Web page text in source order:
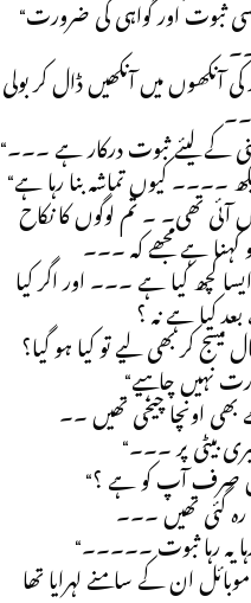
“مجھے میری بیٹی کی پاکدامنی کے لیئے کسی ثبوت اور گواہی کی ضرورت
آنکھوں میں آنکھیں ڈال کر بولی
“چاند !! یہ میرے بندھے ہوئے ہاتھ دیکھ ۔۔۔۔ کیوں تماشہ بنا رہا ہے
تھی۔ ۔ تم لوگوں کا نکاح
ہے مجھے کہ ۔۔۔
کچھ کیا ہے ۔۔۔ اور اگر کیا
کیا ہے نہ ؟
بھی اونچا چیخی تھیں ۔۔
گئی تھیں ۔۔۔
ان کے سامنے لہرایا تھا